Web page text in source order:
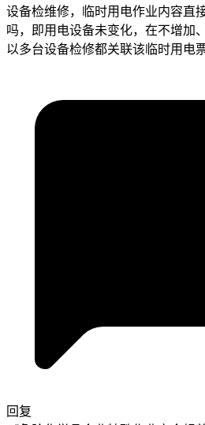
设备检维修，临时用电作业内容直
吗，即用电设备未变化，在不增加
以多台设备检修都关联该临时用电
回复